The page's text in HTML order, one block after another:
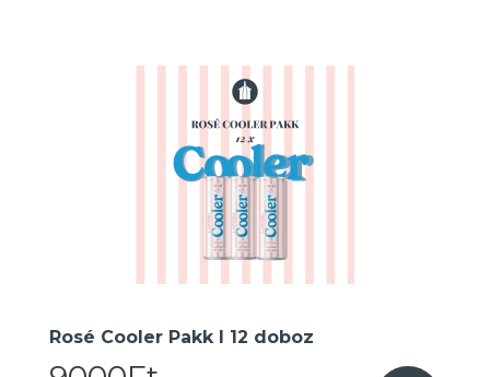
Rosé Cooler Pakk I 12 doboz